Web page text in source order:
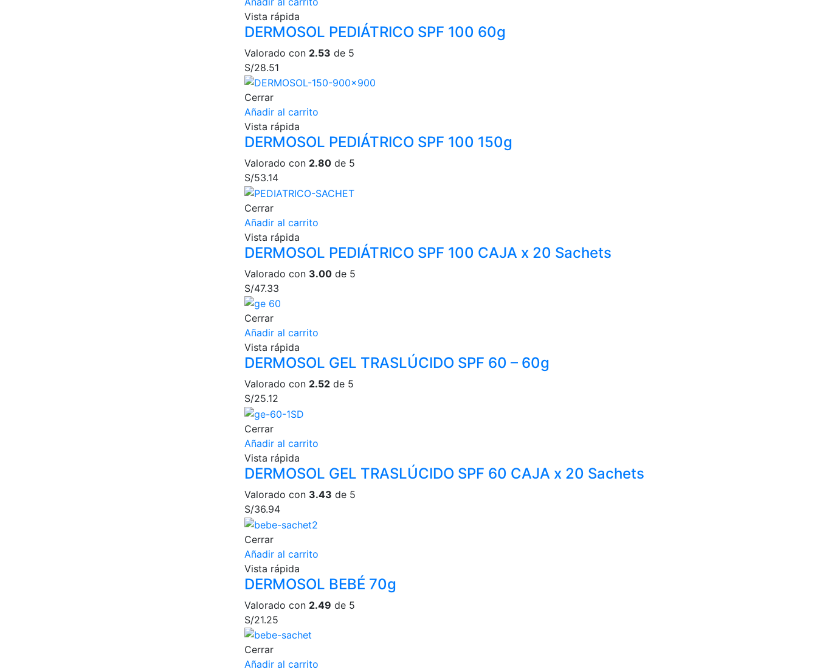
Vista rápida
DERMOSOL PEDIÁTRICO SPF 100 60g
Valorado con 2.53 de 5
S/28.51
Cerrar
Añadir al carrito
Vista rápida
DERMOSOL PEDIÁTRICO SPF 100 150g
Valorado con 2.80 de 5
S/53.14
Cerrar
Añadir al carrito
Vista rápida
DERMOSOL PEDIÁTRICO SPF 100 CAJA x 20 Sachets
Valorado con 3.00 de 5
S/47.33
Cerrar
Añadir al carrito
Vista rápida
DERMOSOL GEL TRASLÚCIDO SPF 60 – 60g
Valorado con 2.52 de 5
S/25.12
Cerrar
Añadir al carrito
Vista rápida
DERMOSOL GEL TRASLÚCIDO SPF 60 CAJA x 20 Sachets
Valorado con 3.43 de 5
S/36.94
Cerrar
Añadir al carrito
Vista rápida
DERMOSOL BEBÉ 70g
Valorado con 2.49 de 5
S/21.25
Cerrar
Añadir al carrito